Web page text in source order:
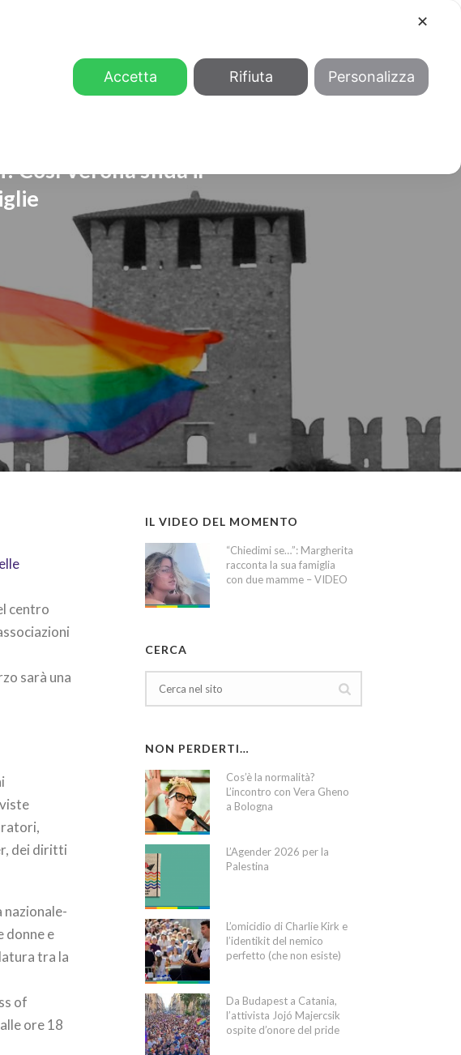
Così Verona sfida il
centro
sarà una
dei diritti
nazionale-
donne e
tra la
of
ore 18
IL VIDEO DEL MOMENTO
“Chiedimi se…”: Margherita
racconta la sua famiglia
con due mamme – VIDEO
CERCA
NON PERDERTI…
Cos’è la normalità?
L’incontro con Vera Gheno
a Bologna
L’Agender 2026 per la
Palestina
L’omicidio di Charlie Kirk e
l’identikit del nemico
perfetto (che non esiste)
Da Budapest a Catania,
l’attivista Jojó Majercsik
ospite d’onore del pride
✕
Accetta Rifiuta Personalizza